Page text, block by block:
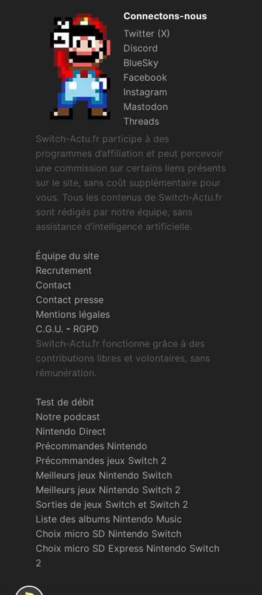
Connectons-nous
Twitter (X)
Discord
BlueSky
Facebook
Instagram
Mastodon
Threads
Switch-Actu.fr participe à des
programmes d’affiliation et peut percevoir
une commission sur certains liens présents
sur le site, sans coût supplémentaire pour
vous. Tous les contenus de Switch-Actu.fr
sont rédigés par notre équipe, sans
assistance d’intelligence artificielle.
Équipe du site
Recrutement
Contact
Contact presse
Mentions légales
C.G.U. - RGPD
Switch-Actu.fr fonctionne grâce à des
contributions libres et volontaires, sans
rémunération.
Test de débit
Notre podcast
Nintendo Direct
Précommandes Nintendo
Précommandes jeux Switch 2
Meilleurs jeux Nintendo Switch
Meilleurs jeux Nintendo Switch 2
Sorties de jeux Switch et Switch 2
Liste des albums Nintendo Music
Choix micro SD Nintendo Switch
Choix micro SD Express Nintendo Switch
2